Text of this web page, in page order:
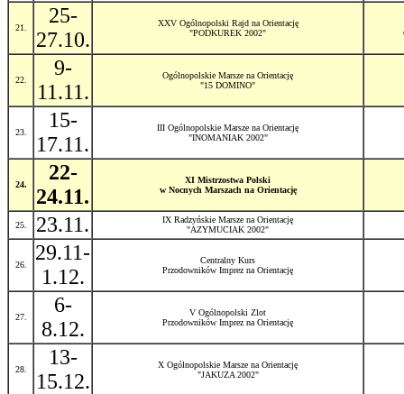
21.
25-
27.10.
XXV Ogólnopolski Rajd na Orientację
"PODKUREK 2002"
22.
9-
11.11.
Ogólnopolskie Marsze na Orientację
"15 DOMINO"
23.
15-
17.11.
III Ogólnopolskie Marsze na Orientację
"INOMANIAK 2002"
24.
22-
24.11.
XI Mistrzostwa Polski
w Nocnych Marszach na Orientację
25. 23.11.
IX Radzyńskie Marsze na Orientację
"AZYMUCIAK 2002"
26.
29.11-
1.12.
Centralny Kurs
Przodowników Imprez na Orientację
27.
6-
8.12.
V Ogólnopolski Zlot
Przodowników Imprez na Orientację
28.
13-
15.12.
X Ogólnopolskie Marsze na Orientację
"JAKUZA 2002"